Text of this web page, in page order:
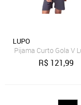
LUPO
Pijama Curto Gola V
R$ 121,99